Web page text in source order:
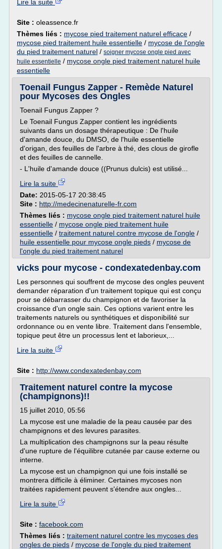
Lire la suite
Site : oleassence.fr
Thèmes liés : mycose pied traitement naturel efficace /
mycose pied traitement huile essentielle / mycose de l'ongle
du pied traitement naturel / soigner mycose ongle pied avec
huile essentielle / mycose ongle pied traitement naturel huile
essentielle
Toenail Fungus Zapper - Remède Naturel
pour Mycoses des Ongles
Toenail Fungus Zapper ?
Le Toenail Fungus Zapper contient les ingrédients
suivants dans un dosage thérapeutique : De l'huile
d'amande douce, du DMSO, de l'huile essentielle
d'origan, des feuilles de l'arbre à thé, des clous de girofle
et des feuilles de cannelle.
- L'huile d'amande douce ((Prunus dulcis) est utilisé...
Lire la suite
Date: 2015-05-17 20:38:45
Site : http://medecinenaturelle-fr.com
Thèmes liés : mycose ongle pied traitement naturel huile
essentielle / mycose ongle pied traitement huile
essentielle / traitement naturel contre mycose de l'ongle /
huile essentielle pour mycose ongle pieds / mycose de
l'ongle du pied traitement naturel
vicks pour mycose - condexatedenbay.com
Les personnes qui souffrent de mycose des ongles peuvent
demander réparation d'un traitement topique qui est conçu
pour se débarrasser du champignon et de favoriser la
croissance d'un ongle sain. Ces options varient entre les
traitements naturels ou synthétiques et disponibilité sur
ordonnance ou en vente libre. Traitement dans l'ensemble,
topique peut être un processus lent et laborieux,...
Lire la suite
Site : http://www.condexatedenbay.com
Traitement naturel contre la mycose
(champignons)!!
15 juillet 2010, 05:56
La mycose est une maladie de la peau causée par des
champignons et des levures parasites.
La multiplication des champignons sur la peau résulte
d'une rupture de l'équilibre cutanée par cause externe ou
interne.
La mycose est un champignon qui une fois installé se
montrera difficile à éliminer. Certaines mycoses non
traitées rapidement peuvent s'étendre aux ongles...
Lire la suite
Site : facebook.com
Thèmes liés : traitement naturel contre les mycoses des
ongles de pieds / mycose de l'ongle du pied traitement